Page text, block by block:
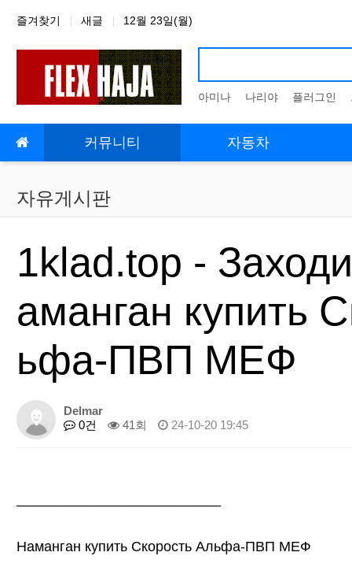
상단 네비
즐겨찾기 새글 12월 23일(월)
아미나 나리야 플러그인
메인 메뉴 커뮤니티 자동차
자유게시판
1klad.top -
аманган купить
ьфа-ПВП МЕФ
Delmar
0건
41회 24-10-20 19:45
Наманган купить Скорость Альфа-ПВП МЕФ